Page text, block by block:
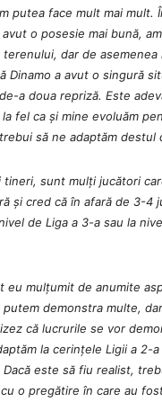
putea face mult mai mult.
o posesie mai bună,
dar de asemenea
Dinamo a avut o singură
a doua repriză. Este
fel ca și mine evoluăm
să ne adaptăm destul
tineri, sunt mulți jucători
și cred că în afară de 3-4
de Liga a 3-a sau la
eu mulțumit de anumite
demonstra multe,
că lucrurile se vor
la cerințele Ligii a 2-a
este să fiu realist,
o pregătire în care au